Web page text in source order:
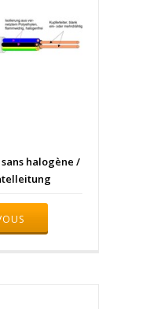
sans halogène /